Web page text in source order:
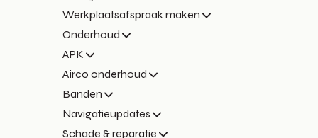
Werkplaatsafspraak maken
Onderhoud
APK
Airco onderhoud
Banden
Navigatieupdates
Schade & reparatie